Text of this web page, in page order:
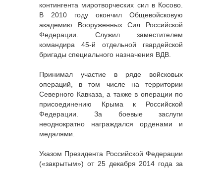
контингента миротворческих сил в Косово.
В 2010 году окончил Общевойсковую
академию Вооруженных Сил Российской
Федерации. Служил заместителем
командира 45-й отдельной гвардейской
бригады специального назначения ВДВ.
Принимал участие в ряде войсковых
операций, в том числе на территории
Северного Кавказа, а также в операции по
присоединению Крыма к Российской
Федерации. За боевые заслуги
неоднократно награждался орденами и
медалями.
Указом Президента Российской Федерации
(«закрытым») от 25 декабря 2014 года за